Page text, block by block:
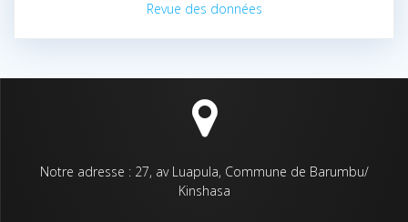
Revue des données
Notre adresse : 27, av Luapula, Commune de Barumbu/
Kinshasa